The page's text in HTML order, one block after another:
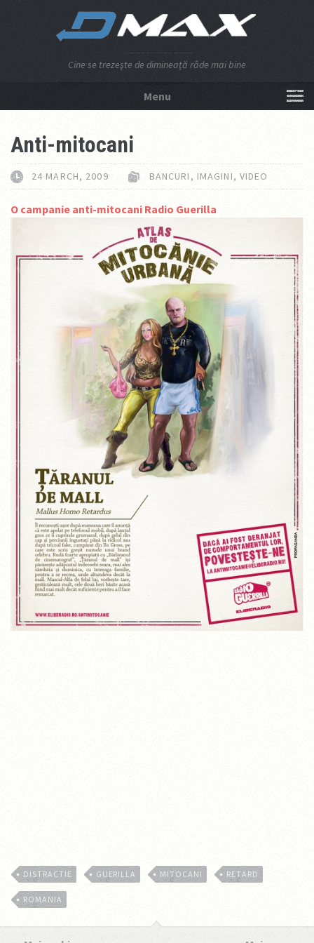
Cine se trezeşte de dimineaţă râde mai bine
Menu
Anti-mitocani
24 MARCH, 2009 BANCURI , IMAGINI, VIDEO
O campanie anti-mitocani Radio Guerilla
DISTRACTIE GUERILLA MITOCANI RETARD
ROMANIA